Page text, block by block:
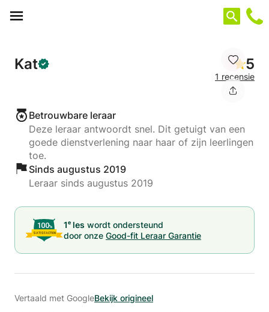
Kat 5
1 recensie
Betrouwbare leraar
Deze leraar antwoordt snel. Dit getuigt van een
goede dienstverlening naar haar of zijn leerlingen
toe.
Sinds augustus 2019
Leraar sinds augustus 2019
1e les wordt ondersteund
door onze Good-fit Leraar Garantie
Vertaald met GoogleBekijk origineel